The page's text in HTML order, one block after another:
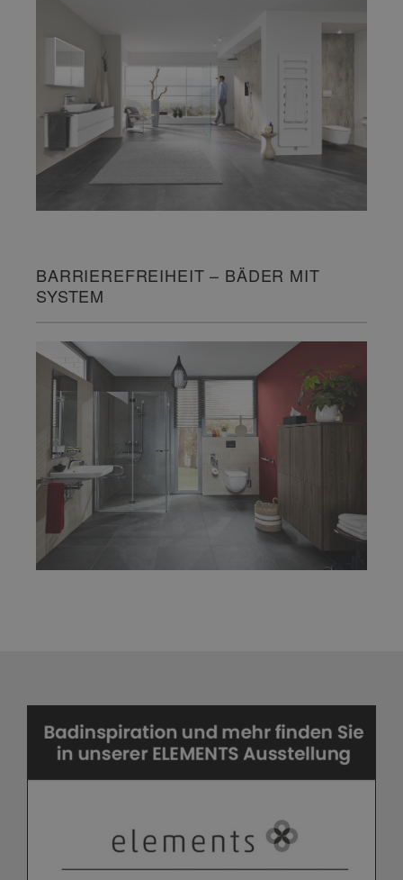
BARRIEREFREIHEIT – BÄDER MIT
SYSTEM